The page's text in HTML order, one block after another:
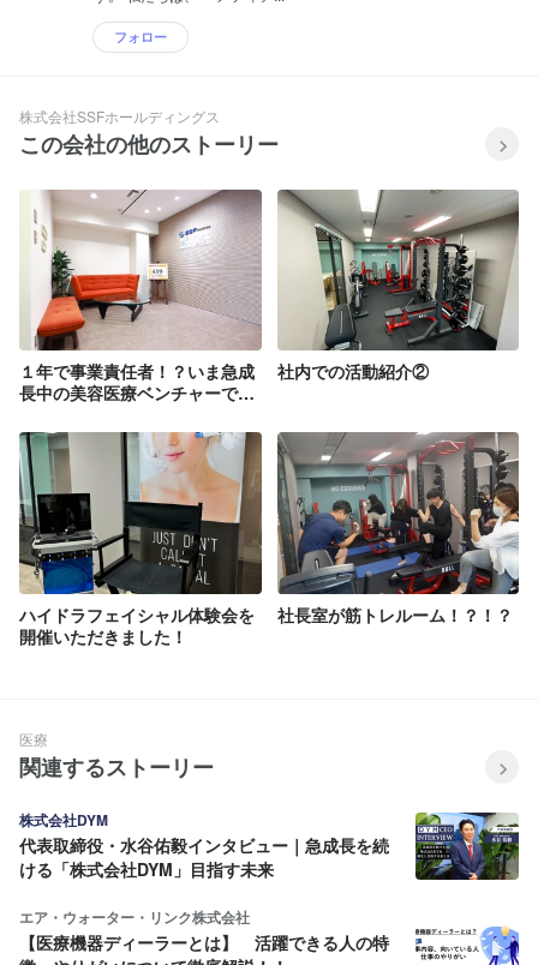
フォロー
株式会社SSFホールディングス
この会社の他のストーリー
１年で事業責任者！？いま急成
長中の美容医療ベンチャーで挑
社内での活動紹介②
ハイドラフェイシャル体験会を
開催いただきました！
社長室が筋トレルーム！？！？
医療
関連するストーリー
株式会社DYM
代表取締役・水谷佑毅インタビュー｜急成長を続
ける「株式会社DYM」目指す未来
エア・ウォーター・リンク株式会社
【医療機器ディーラーとは】 活躍できる人の特